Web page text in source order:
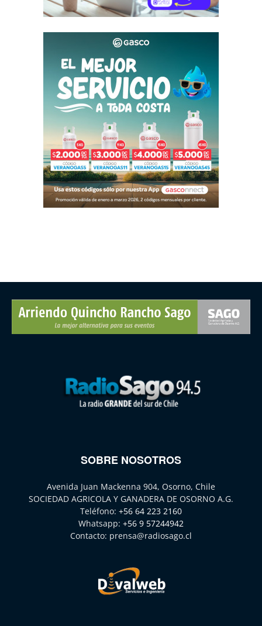
SOBRE NOSOTROS
Avenida Juan Mackenna 904, Osorno, Chile
SOCIEDAD AGRICOLA Y GANADERA DE OSORNO A.G.
Teléfono: +56 64 223 2160
Whatsapp: +56 9 57244942
Contacto: prensa@radiosago.cl